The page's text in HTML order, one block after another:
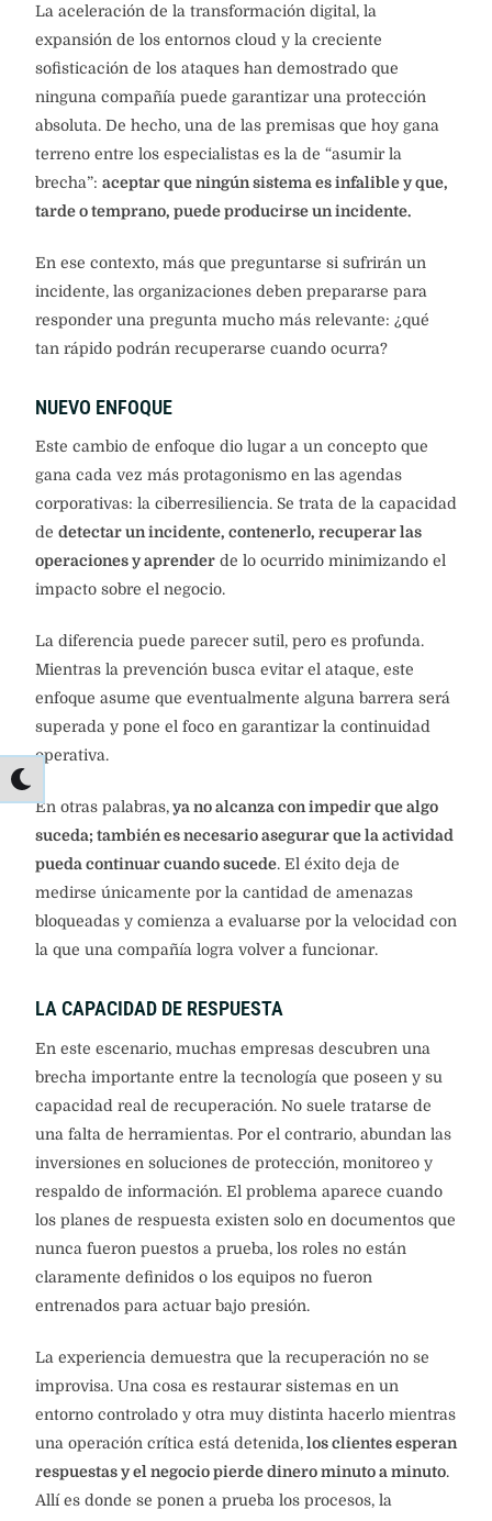
La aceleración de la transformación digital, la
expansión de los entornos cloud y la creciente
sofisticación de los ataques han demostrado que
ninguna compañía puede garantizar una protección
absoluta. De hecho, una de las premisas que hoy gana
terreno entre los especialistas es la de “asumir la
brecha”: aceptar que ningún sistema es infalible y que,
tarde o temprano, puede producirse un incidente.
En ese contexto, más que preguntarse si sufrirán un
incidente, las organizaciones deben prepararse para
responder una pregunta mucho más relevante: ¿qué
tan rápido podrán recuperarse cuando ocurra?
NUEVO ENFOQUE
Este cambio de enfoque dio lugar a un concepto que
gana cada vez más protagonismo en las agendas
corporativas: la ciberresiliencia. Se trata de la capacidad
de detectar un incidente, contenerlo, recuperar las
operaciones y aprender de lo ocurrido minimizando el
impacto sobre el negocio.
La diferencia puede parecer sutil, pero es profunda.
Mientras la prevención busca evitar el ataque, este
enfoque asume que eventualmente alguna barrera será
superada y pone el foco en garantizar la continuidad
operativa.
En otras palabras,ya no alcanza con impedir que algo
suceda; también es necesario asegurar que la actividad
pueda continuar cuando sucede. El éxito deja de
medirse únicamente por la cantidad de amenazas
bloqueadas y comienza a evaluarse por la velocidad con
la que una compañía logra volver a funcionar.
LA CAPACIDAD DE RESPUESTA
En este escenario, muchas empresas descubren una
brecha importante entre la tecnología que poseen y su
capacidad real de recuperación. No suele tratarse de
una falta de herramientas. Por el contrario, abundan las
inversiones en soluciones de protección, monitoreo y
respaldo de información. El problema aparece cuando
los planes de respuesta existen solo en documentos que
nunca fueron puestos a prueba, los roles no están
claramente definidos o los equipos no fueron
entrenados para actuar bajo presión.
La experiencia demuestra que la recuperación no se
improvisa. Una cosa es restaurar sistemas en un
entorno controlado y otra muy distinta hacerlo mientras
una operación crítica está detenida,los clientes esperan
respuestas y el negocio pierde dinero minuto a minuto.
Allí es donde se ponen a prueba los procesos, la